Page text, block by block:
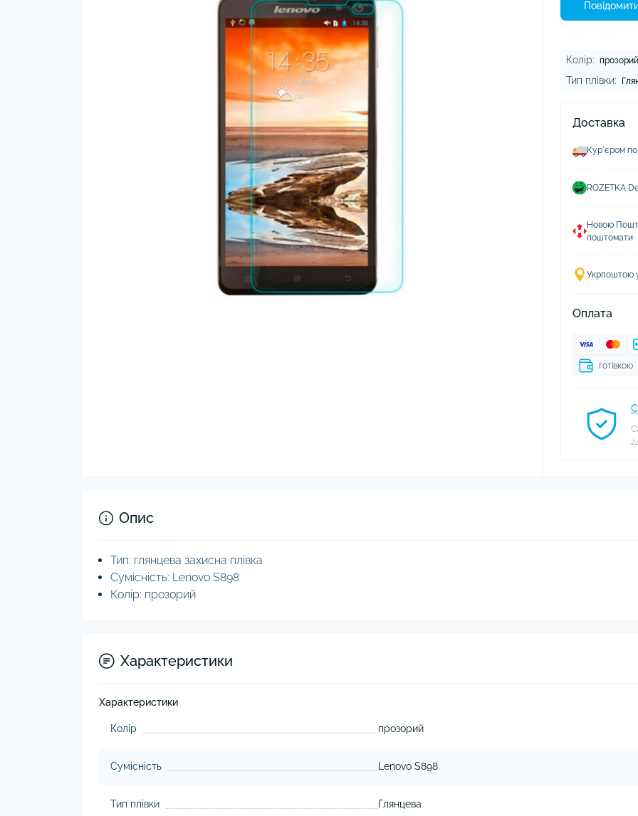
Чохли для навушників
Колір: прозорий
Тип плівки:
Доставка
Курʼєром
ROZETKA
Новою
поштомати
Укрпоштою у
Оплата
готівкою
Опис
Тип: глянцева захисна плівка
Сумісність: Lenovo S898
Колір: прозорий
Характеристики
Характеристики
Колір прозорий
Сумісність Lenovo S898
Тип плівки Глянцева